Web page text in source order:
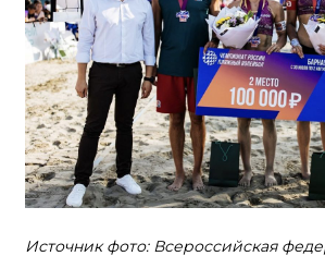
Источник фото: Всероссийская